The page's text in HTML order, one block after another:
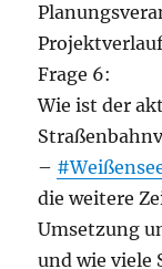
Frage 6:
Wie ist der
–
die weitere
Umsetzung
und wie viele